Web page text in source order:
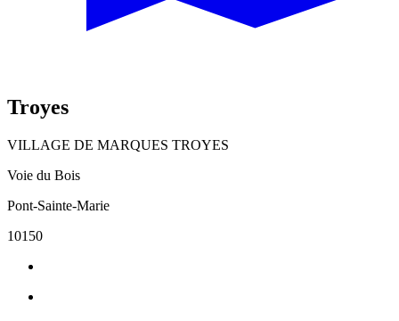
Troyes
VILLAGE DE MARQUES TROYES
Voie du Bois
Pont-Sainte-Marie
10150